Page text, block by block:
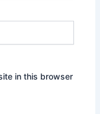
in this browser